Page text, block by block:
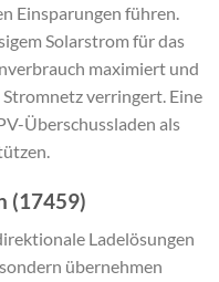
Einsparungen führen.
Solarstrom für das
maximiert und
verringert. Eine
Überschussladen als
(17459)
Ladelösungen
übernehmen